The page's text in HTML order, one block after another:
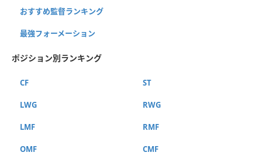
おすすめ監督ランキング
最強フォーメーション
ポジション別ランキング
CF ST
LWG RWG
LMF RMF
OMF CMF